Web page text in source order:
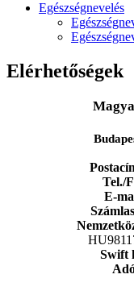
Egészségnevelés
Elérhetőségek
Tel./
E-
Swift